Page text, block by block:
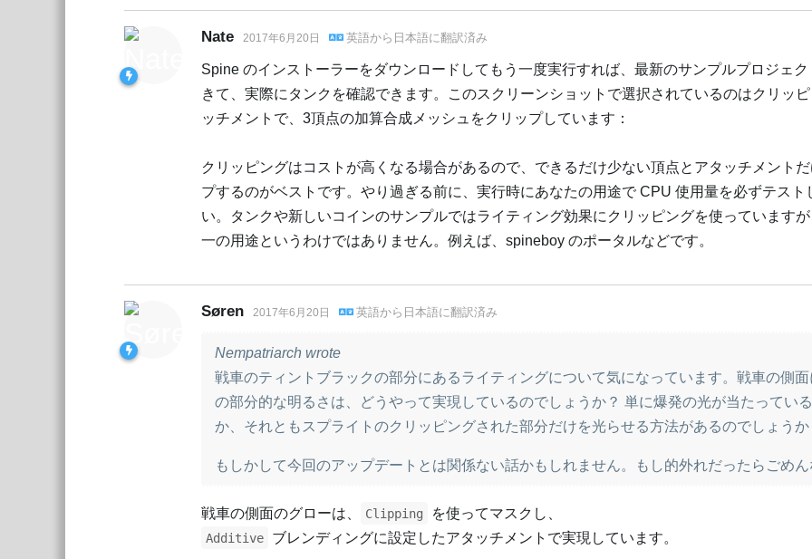
Nate 2017年6月20日 英語から 日本語に翻訳済み
Spine のインストーラーをダウンロードしてもう一度実行すれば、最新のサンプルプロジェ
きて、実際にタンクを確認できます。このスクリーンショットで選択されているのはクリッ
ッチメントで、3頂点の加算合成メッシュをクリップしています：
クリッピングはコストが高くなる場合があるので、できるだけ少ない頂点とアタッチメント
プするのがベストです。やり過ぎる前に、実行時にあなたの用途で CPU 使用量を必ずテスト
い。タンクや新しいコインのサンプルではライティング効果にクリッピングを使っています
一の用途というわけではありません。例えば、spineboy のポータルなどです。
Søren 2017年6月20日 英語から 日本語に翻訳済み
Nempatriarch wrote
戦車のティントブラックの部分にあるライティングについて気になっています。戦車の側
の部分的な明るさは、どうやって実現しているのでしょうか？ 単に爆発の光が当たってい
か、それともスプライトのクリッピングされた部分だけを光らせる方法があるのでしょうか
もしかして今回のアップデートとは関係ない話かもしれません。もし的外れだったらごめん
戦車の側面のグローは、 Clipping を使ってマスクし、
Additive ブレンディングに設定したアタッチメントで実現しています。